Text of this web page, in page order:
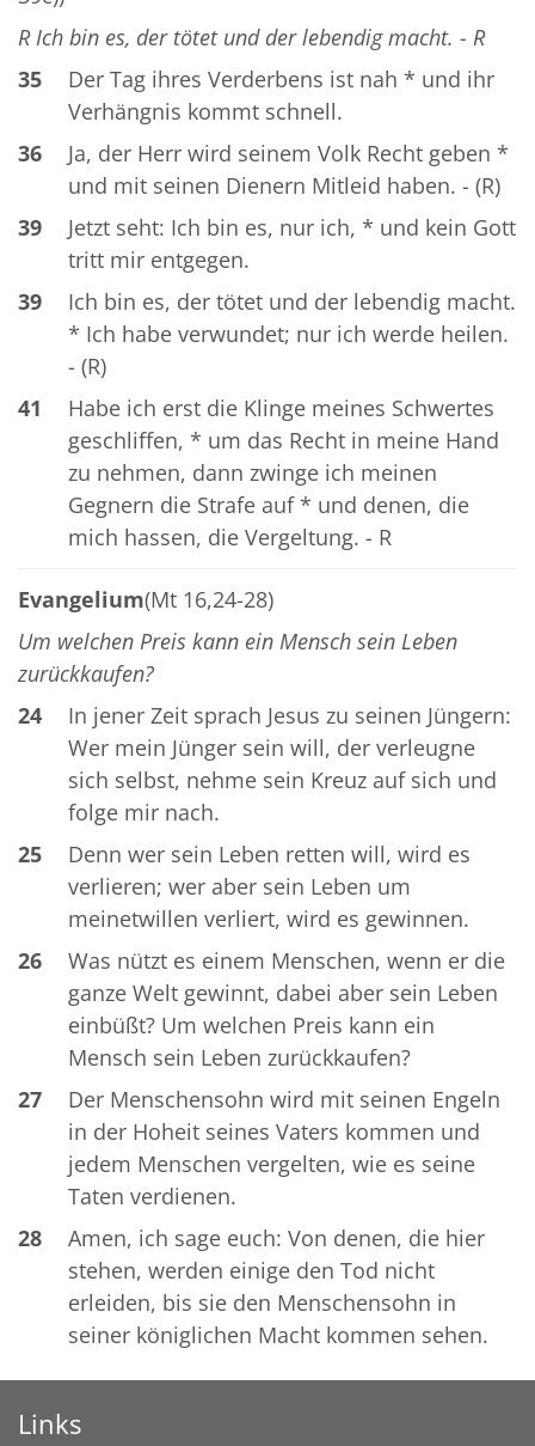
R Ich bin es, der tötet und der lebendig macht. - R
35
Der Tag ihres Verderbens ist nah * und ihr
Verhängnis kommt schnell.
36
Ja, der Herr wird seinem Volk Recht geben *
und mit seinen Dienern Mitleid haben. - (R)
39
Jetzt seht: Ich bin es, nur ich, * und kein Gott
tritt mir entgegen.
39
Ich bin es, der tötet und der lebendig macht.
* Ich habe verwundet; nur ich werde heilen.
- (R)
41
Habe ich erst die Klinge meines Schwertes
geschliffen, * um das Recht in meine Hand
zu nehmen, dann zwinge ich meinen
Gegnern die Strafe auf * und denen, die
mich hassen, die Vergeltung. - R
Evangelium(Mt 16,24-28)
Um welchen Preis kann ein Mensch sein Leben
zurückkaufen?
24
In jener Zeit sprach Jesus zu seinen Jüngern:
Wer mein Jünger sein will, der verleugne
sich selbst, nehme sein Kreuz auf sich und
folge mir nach.
25
Denn wer sein Leben retten will, wird es
verlieren; wer aber sein Leben um
meinetwillen verliert, wird es gewinnen.
26
Was nützt es einem Menschen, wenn er die
ganze Welt gewinnt, dabei aber sein Leben
einbüßt? Um welchen Preis kann ein
Mensch sein Leben zurückkaufen?
27
Der Menschensohn wird mit seinen Engeln
in der Hoheit seines Vaters kommen und
jedem Menschen vergelten, wie es seine
Taten verdienen.
28
Amen, ich sage euch: Von denen, die hier
stehen, werden einige den Tod nicht
erleiden, bis sie den Menschensohn in
seiner königlichen Macht kommen sehen.
Links